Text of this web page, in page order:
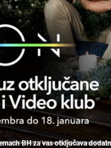
BH za vas otključava